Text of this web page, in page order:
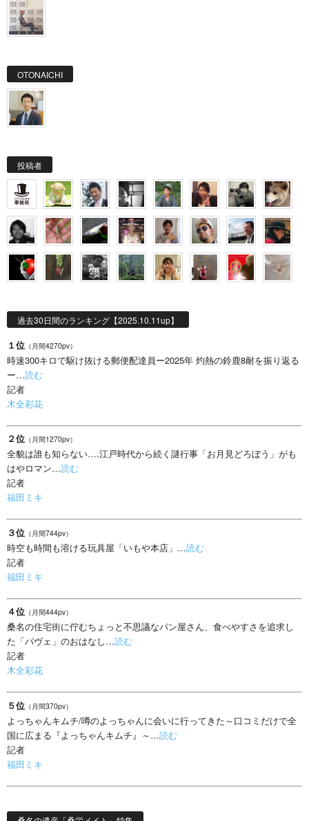
OTONAICHI
投稿者
過去30日間のランキング【2025.10.11up】
１位 （月間4270pv）
時速300キロで駆け抜ける郵便配達員ー2025年 灼熱の鈴鹿8耐を振り返る
ー…読む
記者
木全彩花
２位 （月間1270pv）
全貌は誰も知らない….江戸時代から続く謎行事「お月見どろぼう」がも
はやロマン…読む
記者
福田ミキ
３位 （月間744pv）
時空も時間も溶ける玩具屋「いもや本店」…読む
記者
福田ミキ
４位 （月間444pv）
桑名の住宅街に佇むちょっと不思議なパン屋さん、食べやすさを追求し
た「パヴェ」のおはなし…読む
記者
木全彩花
５位 （月間370pv）
よっちゃんキムチ/噂のよっちゃんに会いに行ってきた～口コミだけで全
国に広まる『よっちゃんキムチ』～…読む
記者
福田ミキ